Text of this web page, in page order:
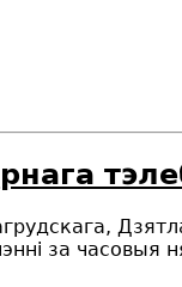
за часовыя